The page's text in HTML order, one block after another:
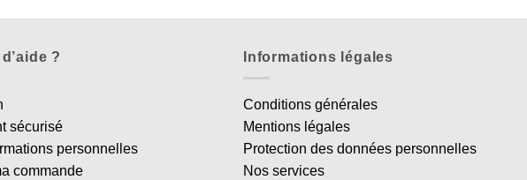
?
sécurisé
personnelles
commande
Informations légales
Conditions générales
Mentions légales
Protection des données personnelles
Nos services